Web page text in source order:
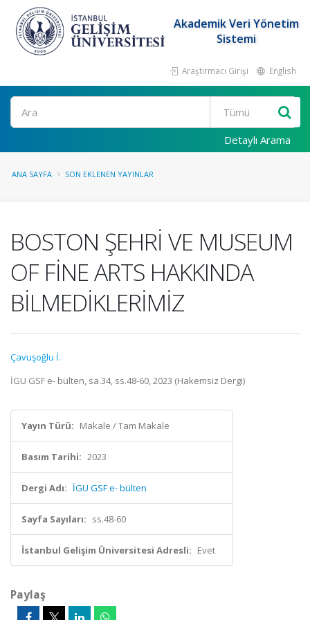
Akademik Veri Yönetim
Sistemi
Araştırmacı Girişi English
Ara
Detaylı Arama
ANA SAYFA SON EKLENEN YAYINLAR
BOSTON ŞEHRİ VE MUSEUM
OF FİNE ARTS HAKKINDA
BİLMEDİKLERİMİZ
Çavuşoğlu İ.
İGU GSF e- bülten, sa.34, ss.48-60, 2023 (Hakemsiz Dergi)
Yayın Türü: Makale / Tam Makale
Basım Tarihi: 2023
Dergi Adı: İGU GSF e- bülten
Sayfa Sayıları: ss.48-60
İstanbul Gelişim Üniversitesi Adresli: Evet
Paylaş